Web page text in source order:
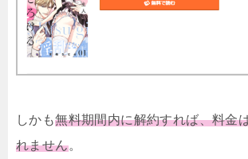
しかも無料期間内に解約すれば、料金
れません。